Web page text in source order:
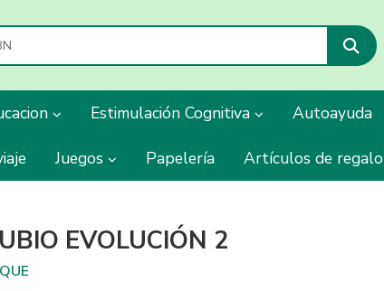
Estimulación Cognitiva Autoayuda
Juegos Papelería Artículos de regalo
EVOLUCIÓN 2